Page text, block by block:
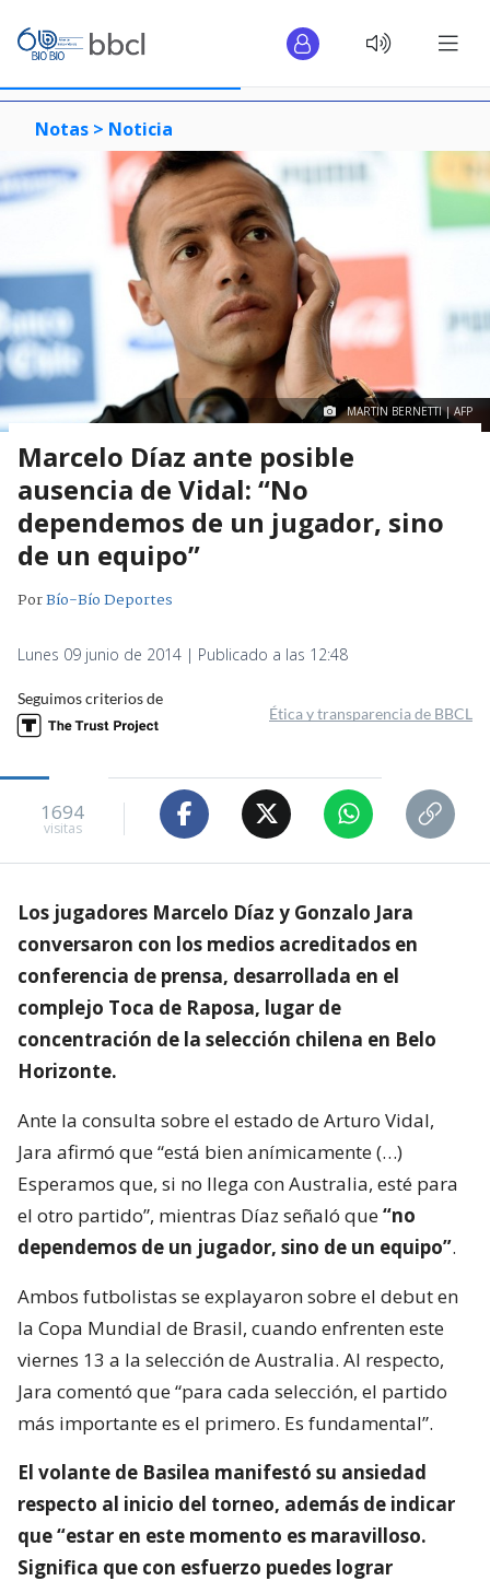
Notas > Noticia
MARTIN BERNETTI | AFP
Marcelo Díaz ante posible
ausencia de Vidal: “No
dependemos de un jugador, sino
de un equipo”
PorBío-Bío Deportes
Lunes 09 junio de 2014 | Publicado a las 12:48
Seguimos criterios de
Ética y transparencia de BBCL
1694
visitas
Los jugadores Marcelo Díaz y Gonzalo Jara
conversaron con los medios acreditados en
conferencia de prensa, desarrollada en el
complejo Toca de Raposa, lugar de
concentración de la selección chilena en Belo
Horizonte.
Ante la consulta sobre el estado de Arturo Vidal,
Jara afirmó que “está bien anímicamente (…)
Esperamos que, si no llega con Australia, esté para
el otro partido”, mientras Díaz señaló que“no
dependemos de un jugador, sino de un equipo”.
Ambos futbolistas se explayaron sobre el debut en
la Copa Mundial de Brasil, cuando enfrenten este
viernes 13 a la selección de Australia. Al respecto,
Jara comentó que “para cada selección, el partido
más importante es el primero. Es fundamental”.
El volante de Basilea manifestó su ansiedad
respecto al inicio del torneo, además de indicar
que “estar en este momento es maravilloso.
Significa que con esfuerzo puedes lograr